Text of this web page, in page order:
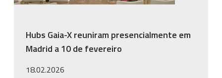
Hubs Gaia-X reuniram presencialmente em
Madrid a 10 de fevereiro
18.02.2026